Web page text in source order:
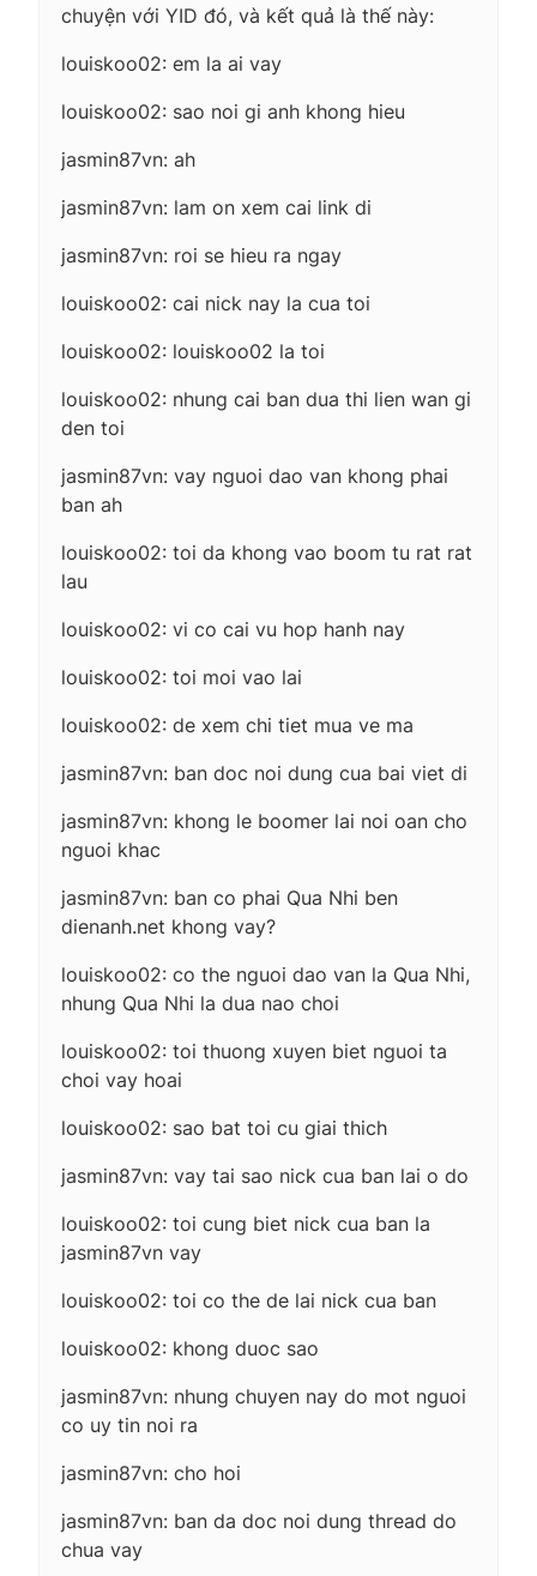
chuyện với YID đó, và kết quả là thế này:
louiskoo02: em la ai vay
louiskoo02: sao noi gi anh khong hieu
jasmin87vn: ah
jasmin87vn: lam on xem cai link di
jasmin87vn: roi se hieu ra ngay
louiskoo02: cai nick nay la cua toi
louiskoo02: louiskoo02 la toi
louiskoo02: nhung cai ban dua thi lien wan gi
den toi
jasmin87vn: vay nguoi dao van khong phai
ban ah
louiskoo02: toi da khong vao boom tu rat rat
lau
louiskoo02: vi co cai vu hop hanh nay
louiskoo02: toi moi vao lai
louiskoo02: de xem chi tiet mua ve ma
jasmin87vn: ban doc noi dung cua bai viet di
jasmin87vn: khong le boomer lai noi oan cho
nguoi khac
jasmin87vn: ban co phai Qua Nhi ben
dienanh.net khong vay?
louiskoo02: co the nguoi dao van la Qua Nhi,
nhung Qua Nhi la dua nao choi
louiskoo02: toi thuong xuyen biet nguoi ta
choi vay hoai
louiskoo02: sao bat toi cu giai thich
jasmin87vn: vay tai sao nick cua ban lai o do
louiskoo02: toi cung biet nick cua ban la
jasmin87vn vay
louiskoo02: toi co the de lai nick cua ban
louiskoo02: khong duoc sao
jasmin87vn: nhung chuyen nay do mot nguoi
co uy tin noi ra
jasmin87vn: cho hoi
jasmin87vn: ban da doc noi dung thread do
chua vay